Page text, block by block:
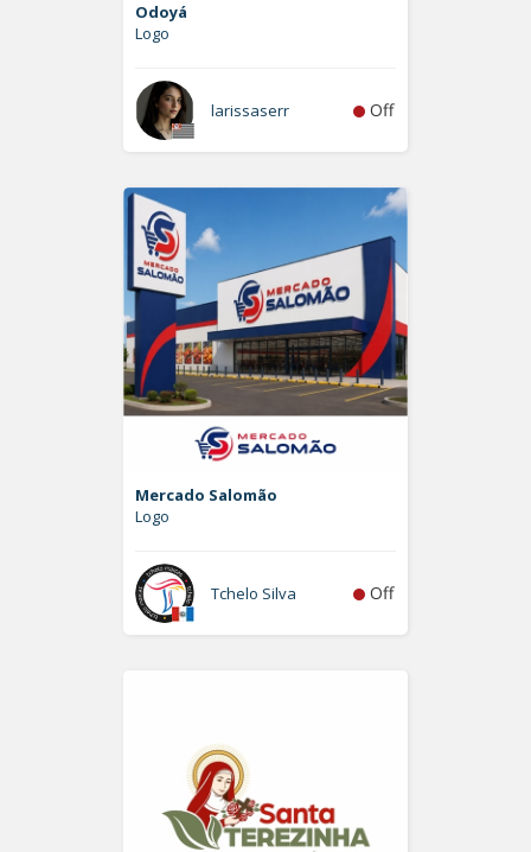
Odoyá
Logo
larissaserr Off
Mercado Salomão
Logo
Tchelo Silva Off